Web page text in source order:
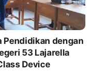
Pendidikan dengan
53 Lajarella
Device